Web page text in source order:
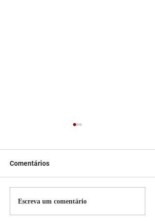
Persiana Rolo Tela Solar:
O Segredo para uma
Comentários
Escreva um comentário